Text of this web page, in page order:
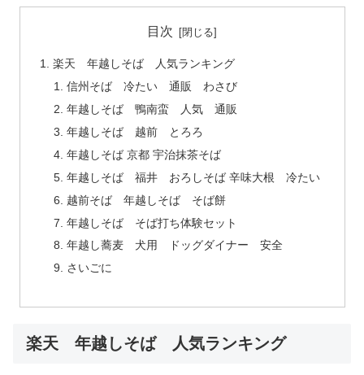
目次
楽天 年越しそば 人気ランキング
信州そば 冷たい 通販 わさび
年越しそば 鴨南蛮 人気 通販
年越しそば 越前 とろろ
年越しそば 京都 宇治抹茶そば
年越しそば 福井 おろしそば 辛味大根 冷たい
越前そば 年越しそば そば餅
年越しそば そば打ち体験セット
年越し蕎麦 犬用 ドッグダイナー 安全
さいごに
楽天 年越しそば 人気ランキング